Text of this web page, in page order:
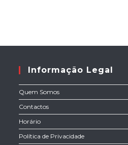
Informação Legal
Quem Somos
Contactos
Horário
Política de Privacidade